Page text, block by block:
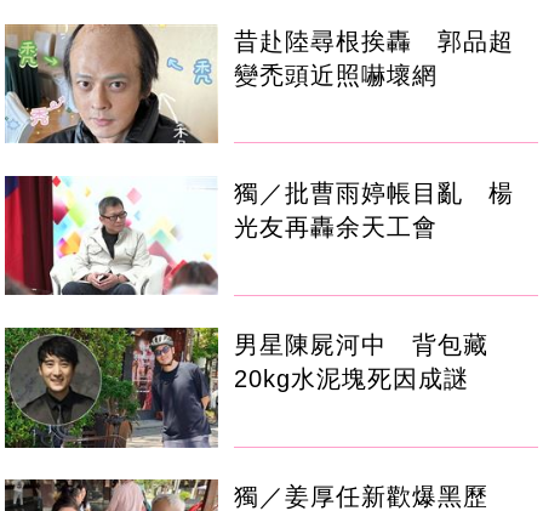
昔赴陸尋根挨轟 郭品超
變禿頭近照嚇壞網
獨／批曹雨婷帳目亂 楊
光友再轟余天工會
男星陳屍河中 背包藏
20kg水泥塊死因成謎
獨／姜厚任新歡爆黑歷